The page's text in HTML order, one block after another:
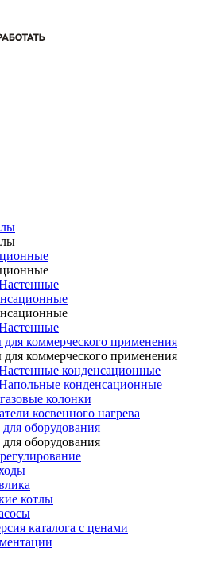
коммерческого применения
коммерческого применения
конденсационные
конденсационные
колонки
косвенного нагрева
оборудования
оборудования
котлы
каталога с ценами